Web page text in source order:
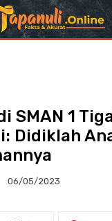
SMAN 1
Didiklah
06/05/2023